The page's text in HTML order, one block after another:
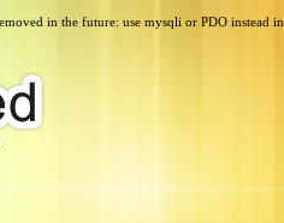
in the future: use mysqli or PDO instead in